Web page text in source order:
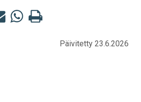
Jaa
WhatsApp:ssa
Tulosta
Päivitetty 23.6.2026